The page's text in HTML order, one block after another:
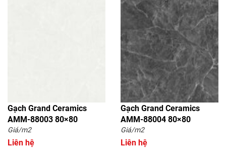
Gạch Grand Ceramics
AMM-88003 80×80
Giá/m2
Liên hệ
Gạch Grand Ceramics
AMM-88004 80×80
Giá/m2
Liên hệ